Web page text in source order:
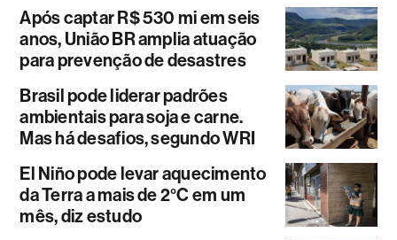
Após captar R$ 530 mi em seis
anos, União BR amplia atuação
para prevenção de desastres
Brasil pode liderar padrões
ambientais para soja e carne.
Mas há desafios, segundo WRI
El Niño pode levar aquecimento
da Terra a mais de 2°C em um
mês, diz estudo